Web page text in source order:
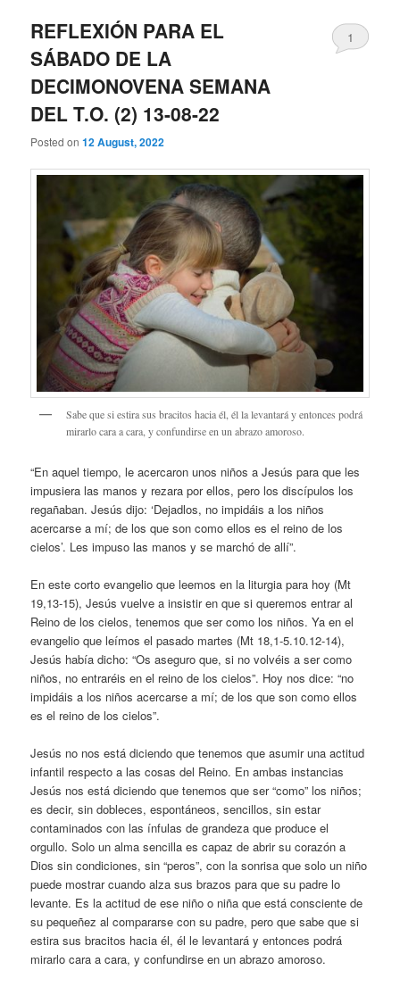
REFLEXIÓN PARA EL
SÁBADO DE LA
DECIMONOVENA SEMANA
DEL T.O. (2) 13-08-22
Posted on12 August, 2022
1
Sabe que si estira sus bracitos hacia él, él la levantará y entonces podrá
mirarlo cara a cara, y confundirse en un abrazo amoroso.
“En aquel tiempo, le acercaron unos niños a Jesús para que les
impusiera las manos y rezara por ellos, pero los discípulos los
regañaban. Jesús dijo: ‘Dejadlos, no impidáis a los niños
acercarse a mí; de los que son como ellos es el reino de los
cielos’. Les impuso las manos y se marchó de allí”.
En este corto evangelio que leemos en la liturgia para hoy (Mt
19,13-15), Jesús vuelve a insistir en que si queremos entrar al
Reino de los cielos, tenemos que ser como los niños. Ya en el
evangelio que leímos el pasado martes (Mt 18,1-5.10.12-14),
Jesús había dicho: “Os aseguro que, si no volvéis a ser como
niños, no entraréis en el reino de los cielos”. Hoy nos dice: “no
impidáis a los niños acercarse a mí; de los que son como ellos
es el reino de los cielos”.
Jesús no nos está diciendo que tenemos que asumir una actitud
infantil respecto a las cosas del Reino. En ambas instancias
Jesús nos está diciendo que tenemos que ser “como” los niños;
es decir, sin dobleces, espontáneos, sencillos, sin estar
contaminados con las ínfulas de grandeza que produce el
orgullo. Solo un alma sencilla es capaz de abrir su corazón a
Dios sin condiciones, sin “peros”, con la sonrisa que solo un niño
puede mostrar cuando alza sus brazos para que su padre lo
levante. Es la actitud de ese niño o niña que está consciente de
su pequeñez al compararse con su padre, pero que sabe que si
estira sus bracitos hacia él, él le levantará y entonces podrá
mirarlo cara a cara, y confundirse en un abrazo amoroso.